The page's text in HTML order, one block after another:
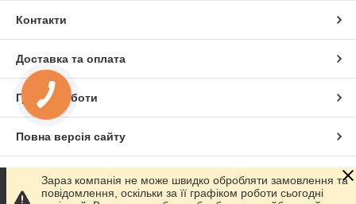
Контакти
Доставка та оплата
Графік роботи
Повна версія сайту
Сайт створено на маркетплейсі Prom.ua
Зараз компанія не може швидко обробляти замовлення та
повідомлення, оскільки за її графіком роботи сьогодні